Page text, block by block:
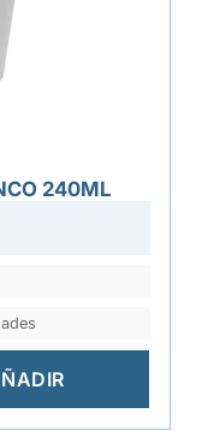
240ML